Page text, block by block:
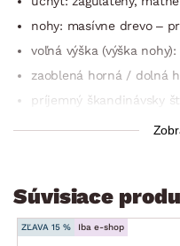
nohy: masívne drevo –
voľná výška (výška
zaoblená horná / dolná
príjemný škandinávsky
1× ľavé dvere –
dodávané bez osvetlenia
dodávané v demonte
Súvisiace
ZĽAVA 15 % Iba e-shop